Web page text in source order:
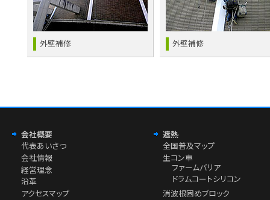
外壁補修 外壁補修
会社概要
代表あいさつ
会社情報
経営理念
沿革
アクセスマップ
遮熱
全国普及マップ
生コン車
ファームバリア
ドラムコートシリコン
消波根固めブロック